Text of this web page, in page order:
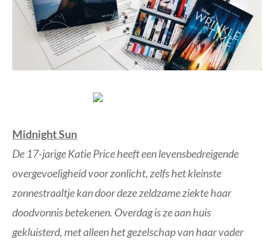
Midnight Sun
De 17-jarige Katie Price heeft een levensbedreigende
overgevoeligheid voor zonlicht, zelfs het kleinste
zonnestraaltje kan door deze zeldzame ziekte haar
doodvonnis betekenen. Overdag is ze aan huis
gekluisterd, met alleen het gezelschap van haar vader